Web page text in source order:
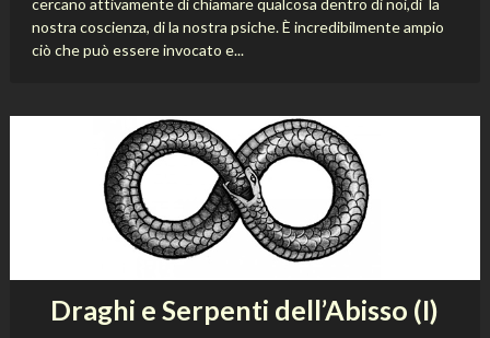
cercano attivamente di chiamare qualcosa dentro di noi,di la
nostra coscienza, di la nostra psiche. È incredibilmente ampio
ciò che può essere invocato e...
Draghi e Serpenti dell’Abisso (I)